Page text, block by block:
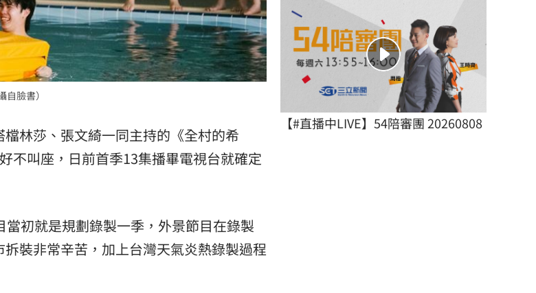
臉書）
檔林莎、張文綺一同主持的《全村的希
不叫座，日前首季13集播畢電視台就確定
初就是規劃錄製一季，外景節目在錄製
裝非常辛苦，加上台灣天氣炎熱錄製過程
【#直播中LIVE】54陪審團 20260808